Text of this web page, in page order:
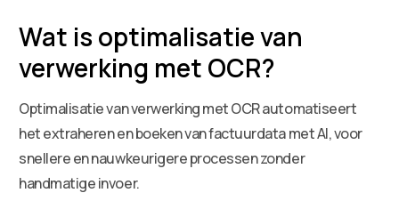
Wat is optimalisatie van
verwerking met OCR?
Optimalisatie van verwerking met OCR automatiseert
het extraheren en boeken van factuurdata met AI, voor
snellere en nauwkeurigere processen zonder
handmatige invoer.